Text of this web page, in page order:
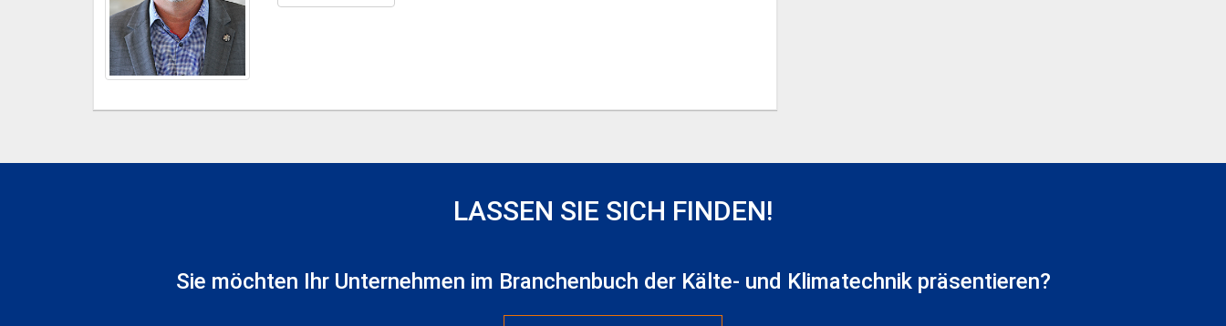
LASSEN SIE SICH FINDEN!
Sie möchten Ihr Unternehmen im Branchenbuch der Kälte- und Klimatechnik präsentieren?